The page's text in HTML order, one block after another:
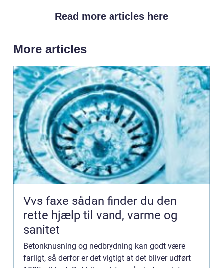
Read more articles here
More articles
Vvs faxe sådan finder du den
rette hjælp til vand, varme og
sanitet
Betonknusning og nedbrydning kan godt være
farligt, så derfor er det vigtigt at det bliver udført